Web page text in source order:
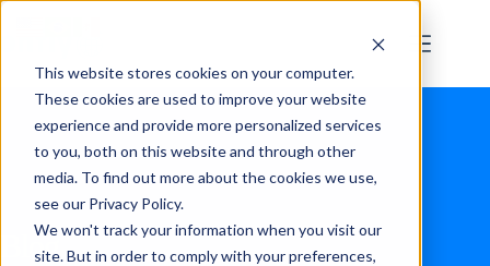
This website stores cookies on your computer.
These cookies are used to improve your website
experience and provide more personalized services
to you, both on this website and through other
media. To find out more about the cookies we use,
see our Privacy Policy.
We won't track your information when you visit our
site. But in order to comply with your preferences,
Blog